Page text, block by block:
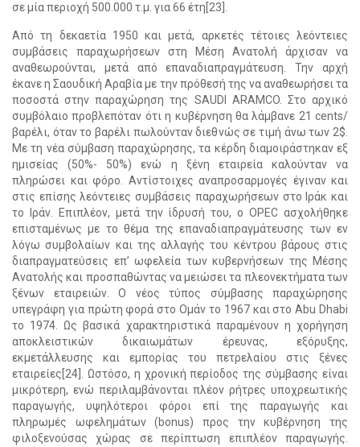
σε μία περιοχή 500.000 τ.μ. για 66 έτη[23].
Από τη δεκαετία 1950 και μετά, αρκετές τέτοιες λεόντειες
συμβάσεις παραχωρήσεων στη Μέση Ανατολή άρχισαν να
αναθεωρούνται, μετά από επαναδιαπραγμάτευση. Την αρχή
έκανε η Σαουδική Αραβία με την πρόθεσή της να αναθεωρήσει τα
ποσοστά στην παραχώρηση της SAUDI ARAMCO. Στο αρχικό
συμβόλαιο προβλεπόταν ότι η κυβέρνηση θα λάμβανε 21 cents/
βαρέλι, όταν το βαρέλι πωλούνταν διεθνώς σε τιμή άνω των 2$.
Με τη νέα σύμβαση παραχώρησης, τα κέρδη διαμοιράστηκαν εξ
ημισείας (50%- 50%) ενώ η ξένη εταιρεία καλούνταν να
πληρώσει και φόρο. Αντίστοιχες αναπροσαρμογές έγιναν και
στις επίσης λεόντειες συμβάσεις παραχωρήσεων στο Ιράκ και
το Ιράν. Επιπλέον, μετά την ίδρυσή του, ο OPEC ασχολήθηκε
επισταμένως με το θέμα της επαναδιαπραγμάτευσης των εν
λόγω συμβολαίων και της αλλαγής του κέντρου βάρους στις
διαπραγματεύσεις επ’ ωφελεία των κυβερνήσεων της Μέσης
Ανατολής και προσπαθώντας να μειώσει τα πλεονεκτήματα των
ξένων εταιρειών. Ο νέος τύπος σύμβασης παραχώρησης
υπεγράφη για πρώτη φορά στο Ομάν το 1967 και στο Abu Dhabi
το 1974. Ως βασικά χαρακτηριστικά παραμένουν η χορήγηση
αποκλειστικών δικαιωμάτων έρευνας, εξόρυξης,
εκμετάλλευσης και εμπορίας του πετρελαίου στις ξένες
εταιρείες[24]. Ωστόσο, η χρονική περίοδος της σύμβασης είναι
μικρότερη, ενώ περιλαμβάνονται πλέον ρήτρες υποχρεωτικής
παραγωγής, υψηλότεροι φόροι επί της παραγωγής και
πληρωμές ωφελημάτων (bonus) προς την κυβέρνηση της
φιλοξενούσας χώρας σε περίπτωση επιπλέον παραγωγής.